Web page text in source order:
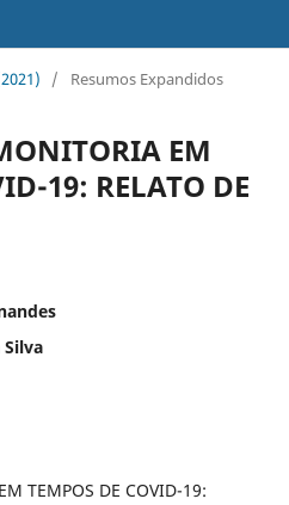
/ Resumos Expandidos
EM
19: RELATO DE
TEMPOS DE COVID-19: